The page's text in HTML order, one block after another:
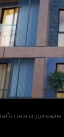
и дизайн